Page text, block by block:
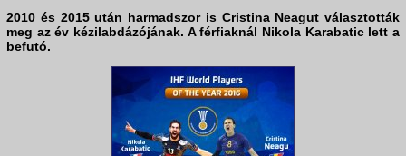
2010 és 2015 után harmadszor is Cristina Neagut választották
meg az év kézilabdázójának. A férfiaknál Nikola Karabatic lett a
befutó.